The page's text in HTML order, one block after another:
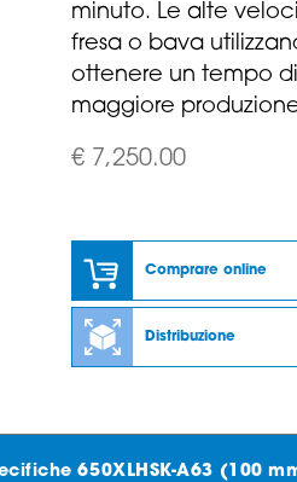
minuto. Le alte
fresa o bava
ottenere un tempo
maggiore
€ 7,250.00
Comprare online
Distribuzione
650XLHSK-A63 (100